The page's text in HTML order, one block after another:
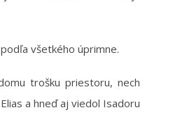
všetkého úprimne.
trošku priestoru, nech
a hneď aj viedol Isadoru